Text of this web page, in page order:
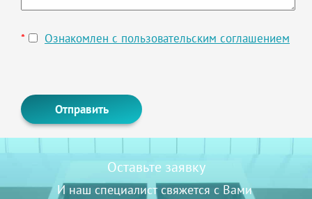
* Ознакомлен с пользовательским соглашением
Оставьте заявку
И наш специалист свяжется с Вами